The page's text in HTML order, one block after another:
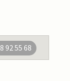
92 55 68